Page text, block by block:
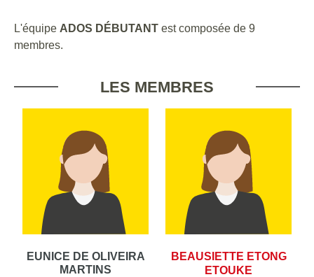
L'équipe ADOS DÉBUTANT est composée de 9
membres.
LES MEMBRES
EUNICE DE OLIVEIRA
MARTINS
BEAUSIETTE ETONG
ETOUKE